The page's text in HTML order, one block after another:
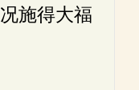
施得大福